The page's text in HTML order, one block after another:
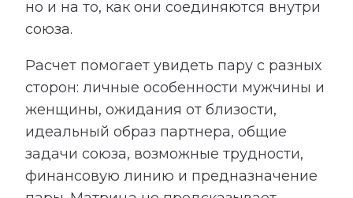
но и на то, как они соединяются внутри
союза.
Расчет помогает увидеть пару с разных
сторон: личные особенности мужчины и
женщины, ожидания от близости,
идеальный образ партнера, общие
задачи союза, возможные трудности,
финансовую линию и предназначение